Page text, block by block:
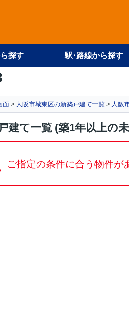
探す 駅･路線から探す
面 大阪市城東区の新築戸建て一覧 大阪
建て一覧 (築1年以上の
ご指定の条件に合う物件が